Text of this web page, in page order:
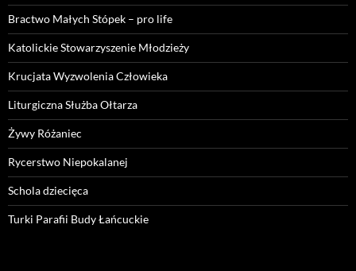
Bractwo Małych Stópek – pro life
Katolickie Stowarzyszenie Młodzieży
Krucjata Wyzwolenia Człowieka
Liturgiczna Służba Ołtarza
Żywy Różaniec
Rycerstwo Niepokalanej
Schola dziecięca
Turki Parafii Budy Łańcuckie